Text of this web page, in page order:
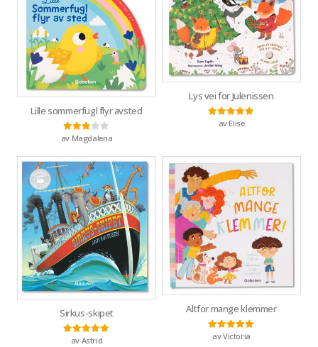
Lille sommerfugl flyr avsted
Vurdert3av 5
av Magdalena
Lys vei for Julenissen
Vurdert5
av Elise
Sirkus-skipet
Vurdert5
av Astrid
Altfor mange klemmer
Vurdert5av 5
av Victoria